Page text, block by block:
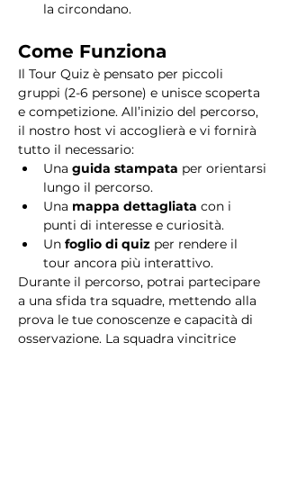
la circondano.
Come Funziona
Il Tour Quiz è pensato per piccoli
gruppi (2-6 persone) e unisce scoperta
e competizione. All’inizio del percorso,
il nostro host vi accoglierà e vi fornirà
tutto il necessario:
Una guida stampata per orientarsi
lungo il percorso.
Una mappa dettagliata con i
punti di interesse e curiosità.
Un foglio di quiz per rendere il
tour ancora più interattivo.
Durante il percorso, potrai partecipare
a una sfida tra squadre, mettendo alla
prova le tue conoscenze e capacità di
osservazione. La squadra vincitrice